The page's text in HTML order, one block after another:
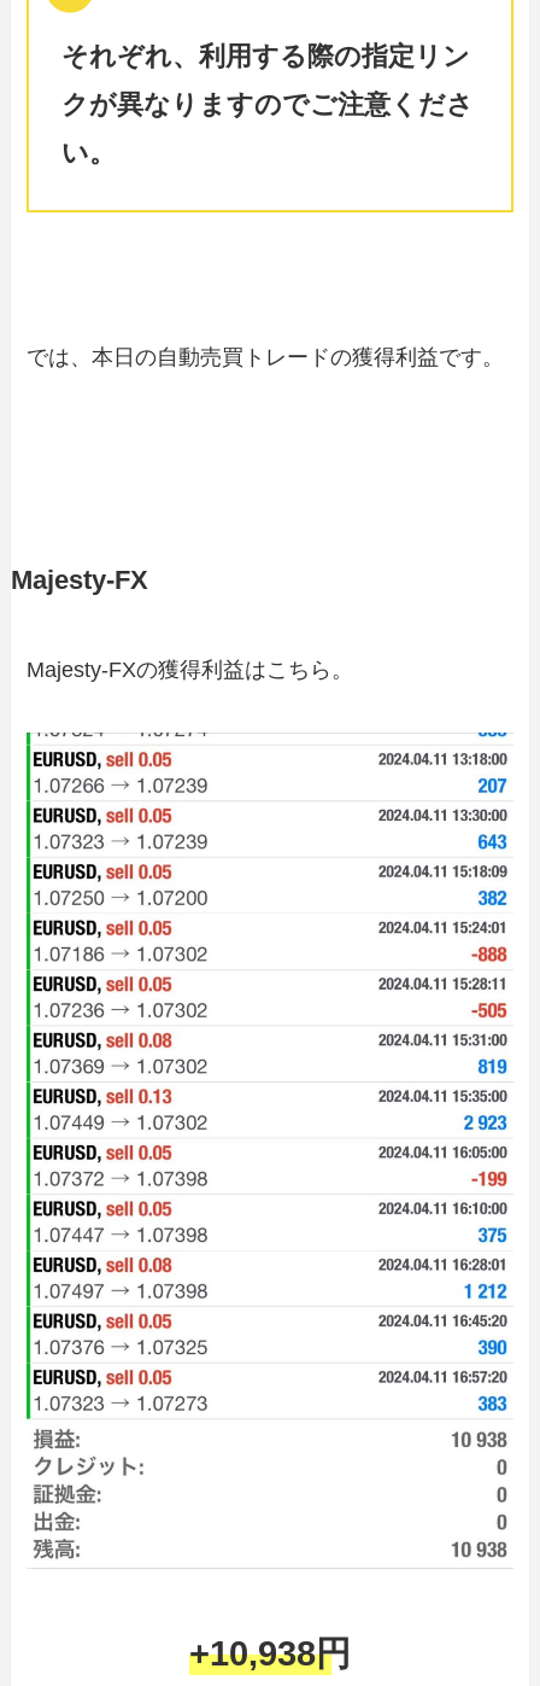
それぞれ、利用する際の指定リン
クが異なりますのでご注意くださ
い。
では、本日の自動売買トレードの獲得利益です。
Majesty-FX
Majesty-FXの獲得利益はこちら。
+10,938円